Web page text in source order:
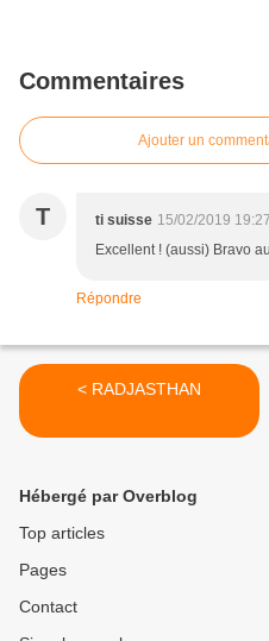
Commentaires
Ajouter un
T ti suisse 15/02/2019 19:27
Excellent ! (aussi) Bravo
Répondre
< RADJASTHAN
Hébergé par Overblog
Top articles
Pages
Contact